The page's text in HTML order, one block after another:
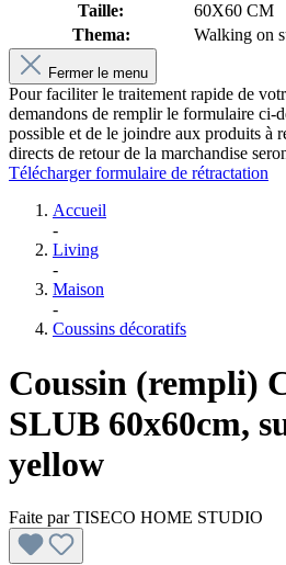
Taille:
60X60 CM
Thema:
Walking on
Fermer le menu
Pour faciliter le traitement rapide de
demandons de remplir le formulaire ci-
possible et de le joindre aux produits à
directs de retour de la marchandise
Télécharger formulaire de rétractation
Accueil
-
Living
-
Maison
-
Coussins décoratifs
Coussin (rempli)
SLUB 60x60cm,
yellow
Faite parTISECO HOME STUDIO